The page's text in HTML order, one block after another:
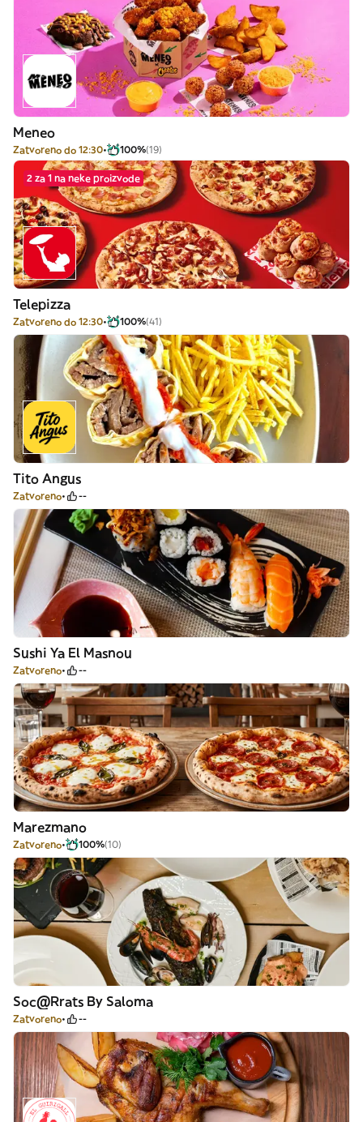
Meneo
Zatvoreno do 12:30 100%(19)
2 za 1 na neke proizvode
Telepizza
Zatvoreno do 12:30 100%(41)
Tito Angus
Zatvoreno --
Sushi Ya El Masnou
Zatvoreno --
Marezmano
Zatvoreno 100%(10)
Soc@Rrats By Saloma
Zatvoreno --